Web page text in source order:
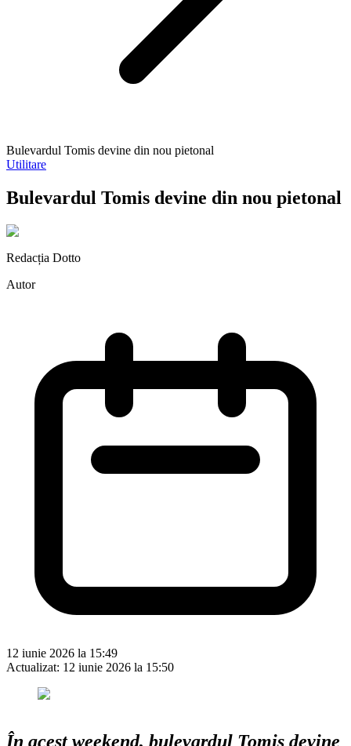
Bulevardul Tomis devine din nou pietonal
Utilitare
Bulevardul Tomis devine din nou pietonal
Redacția Dotto
Autor
12 iunie 2026 la 15:49
Actualizat: 12 iunie 2026 la 15:50
În acest weekend, bulevardul Tomis devine